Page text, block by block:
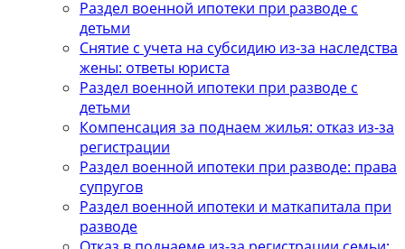
Раздел военной ипотеки при разводе с
детьми
Снятие с учета на субсидию из-за наследства
жены: ответы юриста
Раздел военной ипотеки при разводе с
детьми
Компенсация за поднаем жилья: отказ из-за
регистрации
Раздел военной ипотеки при разводе: права
супругов
Раздел военной ипотеки и маткапитала при
разводе